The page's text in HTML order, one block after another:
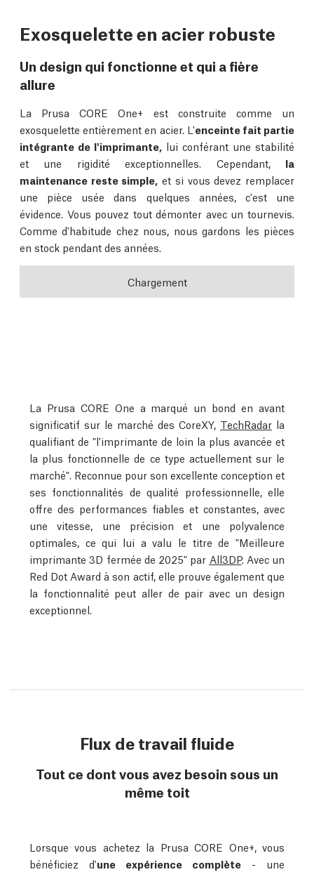
Exosquelette en acier robuste
Un design qui fonctionne et qui a fière
allure
La Prusa CORE One+ est construite comme un
exosquelette entièrement en acier. L'enceinte fait partie
intégrante de l'imprimante, lui conférant une stabilité
et une rigidité exceptionnelles. Cependant, la
maintenance reste simple, et si vous devez remplacer
une pièce usée dans quelques années, c'est une
évidence. Vous pouvez tout démonter avec un tournevis.
Comme d'habitude chez nous, nous gardons les pièces
en stock pendant des années.
Chargement
La Prusa CORE One a marqué un bond en avant
significatif sur le marché des CoreXY, TechRadar la
qualifiant de "l'imprimante de loin la plus avancée et
la plus fonctionnelle de ce type actuellement sur le
marché". Reconnue pour son excellente conception et
ses fonctionnalités de qualité professionnelle, elle
offre des performances fiables et constantes, avec
une vitesse, une précision et une polyvalence
optimales, ce qui lui a valu le titre de "Meilleure
imprimante 3D fermée de 2025" par All3DP. Avec un
Red Dot Award à son actif, elle prouve également que
la fonctionnalité peut aller de pair avec un design
exceptionnel.
Flux de travail fluide
Tout ce dont vous avez besoin sous un
même toit
Lorsque vous achetez la Prusa CORE One+, vous
bénéficiez d'une expérience complète - une